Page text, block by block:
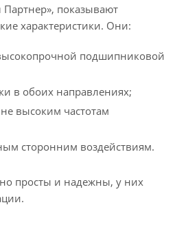
Партнер», показывают
характеристики. Они:
подшипниковой
в обоих направлениях;
высоким частотам
сторонним воздействиям.
просты и надежны, у них